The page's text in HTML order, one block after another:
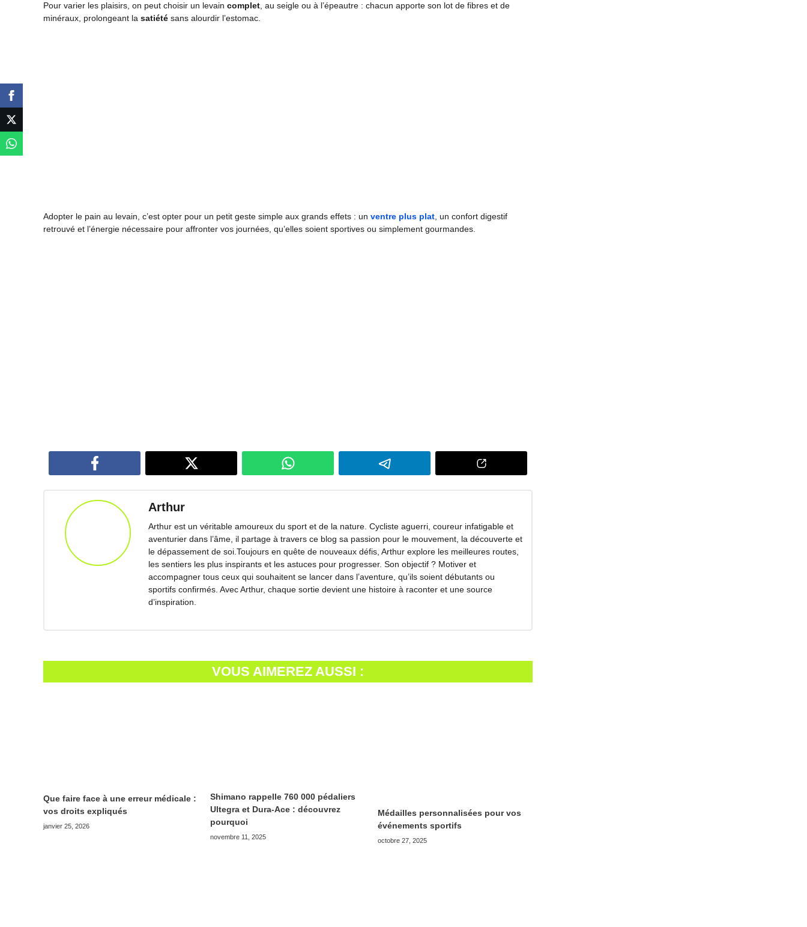
Pour varier les plaisirs, on peut choisir un levain complet , au seigle ou à l’épeautre : chacun apporte son lot de fibres et de
minéraux, prolongeant la satiété sans alourdir l’estomac.
Adopter le pain au levain, c’est opter pour un petit geste simple aux grands effets : un ventre plus plat , un confort digestif
retrouvé et l’énergie nécessaire pour affronter vos journées, qu’elles soient sportives ou simplement gourmandes.
Arthur
Arthur est un véritable amoureux du sport et de la nature. Cycliste aguerri, coureur infatigable et
aventurier dans l’âme, il partage à travers ce blog sa passion pour le mouvement, la découverte et
le dépassement de soi.Toujours en quête de nouveaux défis, Arthur explore les meilleures routes,
les sentiers les plus inspirants et les astuces pour progresser. Son objectif ? Motiver et
accompagner tous ceux qui souhaitent se lancer dans l’aventure, qu’ils soient débutants ou
sportifs confirmés. Avec Arthur, chaque sortie devient une histoire à raconter et une source
d’inspiration.
VOUS AIMEREZ AUSSI :
Que faire face à une erreur médicale :
vos droits expliqués
janvier 25, 2026
Shimano rappelle 760 000 pédaliers
Ultegra et Dura-Ace : découvrez
pourquoi
novembre 11, 2025
Médailles personnalisées pour vos
événements sportifs
octobre 27, 2025